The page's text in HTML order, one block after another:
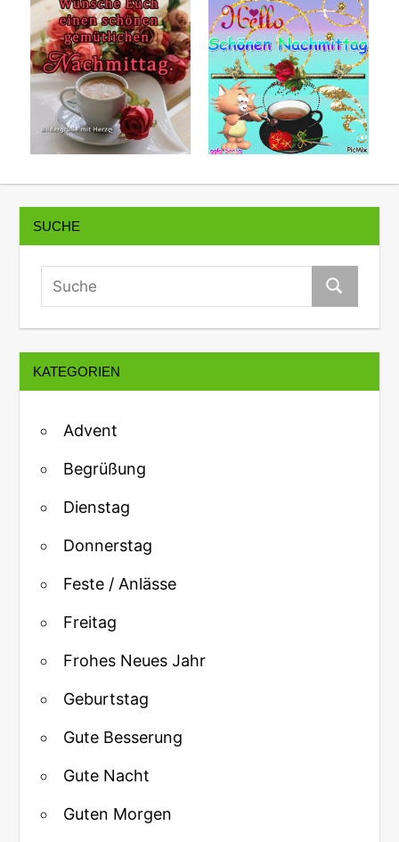
SUCHE
KATEGORIEN
Advent
Begrüßung
Dienstag
Donnerstag
Feste / Anlässe
Freitag
Frohes Neues Jahr
Geburtstag
Gute Besserung
Gute Nacht
Guten Morgen